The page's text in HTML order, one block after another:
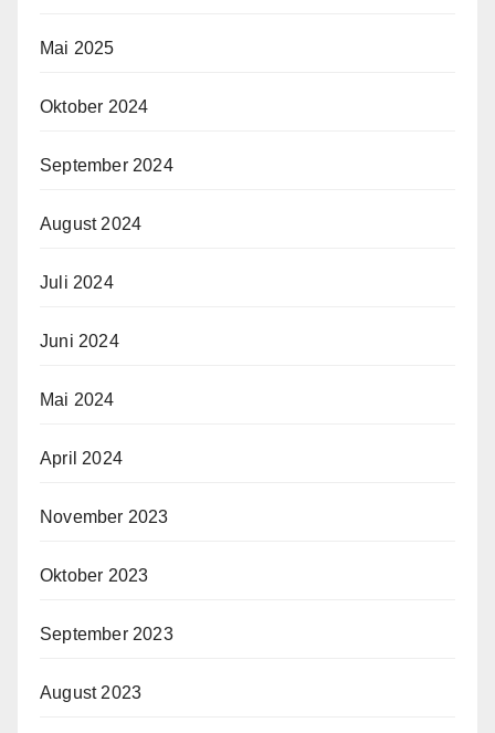
Mai 2025
Oktober 2024
September 2024
August 2024
Juli 2024
Juni 2024
Mai 2024
April 2024
November 2023
Oktober 2023
September 2023
August 2023